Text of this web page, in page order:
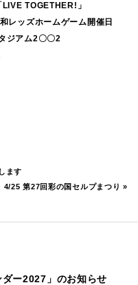
TOGETHER!」
レッズホームゲーム開催日
ジアム2〇〇2
ます
4/25 第27回彩の国セルプまつり »
ー2027」のお知らせ